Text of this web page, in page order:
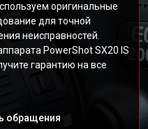
оригинальные
для точной
неисправностей.
PowerShot SX20 IS
гарантию на все
обращения